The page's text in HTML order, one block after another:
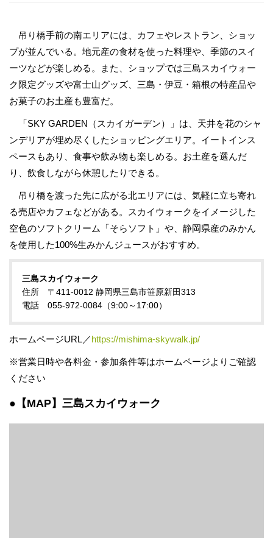
吊り橋手前の南エリアには、カフェやレストラン、ショッ
プが並んでいる。地元産の食材を使った料理や、季節のスイ
ーツなどが楽しめる。また、ショップでは三島スカイウォー
ク限定グッズや富士山グッズ、三島・伊豆・箱根の特産品や
お菓子のお土産も豊富だ。
「SKY GARDEN（スカイガーデン）」は、天井を花のシャ
ンデリアが埋め尽くしたショッピングエリア。イートインス
ペースもあり、食事や飲み物も楽しめる。お土産を選んだ
り、飲食しながら休憩したりできる。
吊り橋を渡った先に広がる北エリアには、気軽に立ち寄れ
る売店やカフェなどがある。スカイウォークをイメージした
空色のソフトクリーム「そらソフト」や、静岡県産のみかん
を使用した100%生みかんジュースがおすすめ。
三島スカイウォーク
住所 〒411-0012 静岡県三島市笹原新田313
電話 055-972-0084（9:00～17:00）
ホームページURL／https://mishima-skywalk.jp/
※営業日時や各料金・参加条件等はホームページよりご確認
ください
●【MAP】三島スカイウォーク